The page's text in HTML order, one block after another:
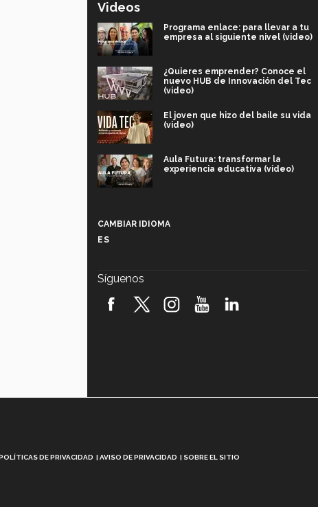
Videos
Programa enlace: para llevar a tu
empresa al siguiente nivel (video)
¿Quieres emprender? Conoce el
nuevo HUB de Innovación del Tec
(video)
El joven que hizo del baile su vida
(video)
Aula Futura: transformar la
experiencia educativa (video)
robótica FIRST 2026! (video)
CAMBIAR IDIOMA
ES
Síguenos
DE PRIVACIDAD AVISO DE PRIVACIDAD SOBRE EL SITIO